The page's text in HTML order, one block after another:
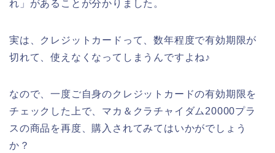
れ」があることが分かりました。
実は、クレジットカードって、数年程度で有効期限が
切れて、使えなくなってしまうんですよね♪
なので、一度ご自身のクレジットカードの有効期限を
チェックした上で、マカ＆クラチャイダム20000プラ
スの商品を再度、購入されてみてはいかがでしょう
か？